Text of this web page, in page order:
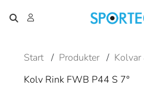
Start / Produkter /
Kolv Rink FWB P44 S 7°